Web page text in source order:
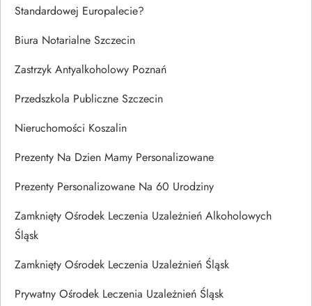
Standardowej Europalecie?
Biura Notarialne Szczecin
Zastrzyk Antyalkoholowy Poznań
Przedszkola Publiczne Szczecin
Nieruchomości Koszalin
Prezenty Na Dzien Mamy Personalizowane
Prezenty Personalizowane Na 60 Urodziny
Zamknięty Ośrodek Leczenia Uzależnień Alkoholowych
Śląsk
Zamknięty Ośrodek Leczenia Uzależnień Śląsk
Prywatny Ośrodek Leczenia Uzależnień Śląsk